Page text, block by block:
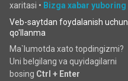
xaritasi • Bizga xabar yuboring
Veb-saytdan foydalanish uchun
qo'llanma
Ma`lumotda xato topdingizmi?
Uni belgilang va quyidagilarni
bosing Ctrl + Enter